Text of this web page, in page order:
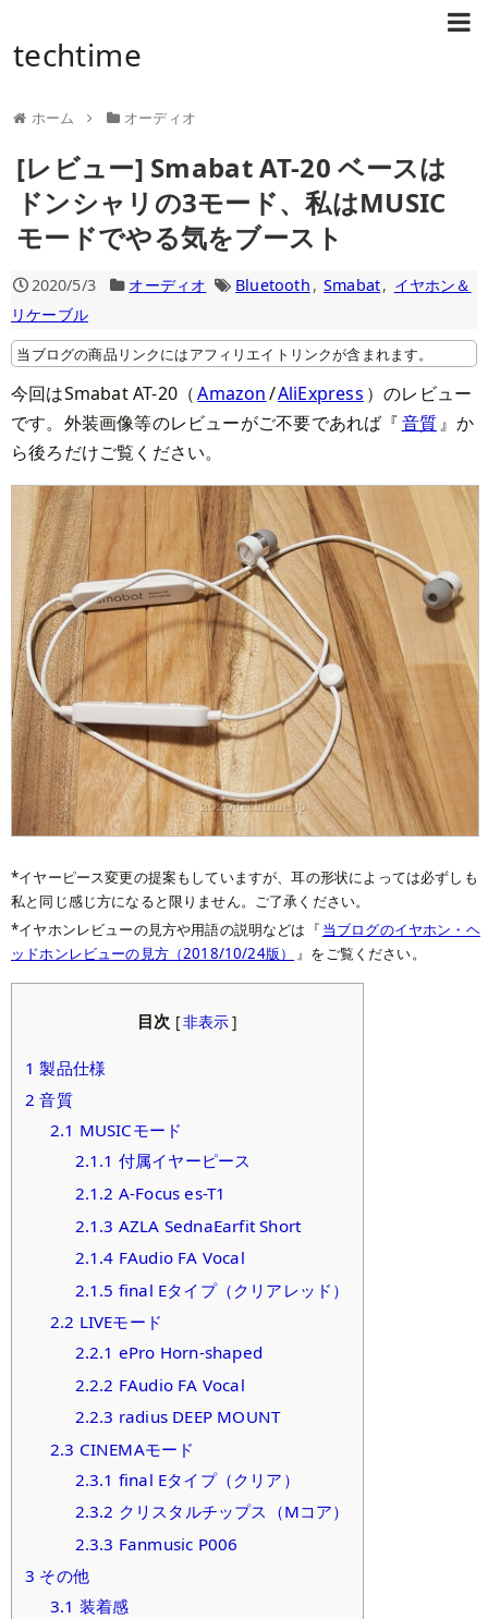
techtime
ホーム オーディオ
[レビュー] Smabat AT-20 ベースは
ドンシャリの3モード、私はMUSIC
モードでやる気をブースト
2020/5/3 オーディオ Bluetooth , Smabat, イヤホン＆
リケーブル
当ブログの商品リンクにはアフィリエイトリンクが含まれます。
今回はSmabat AT-20（Amazon/AliExpress ）のレビュー
です。外装画像等のレビューがご不要であれば『音質』か
ら後ろだけご覧ください。
イヤーピース変更の提案もしていますが、耳の形状によっては必ずしも
私と同じ感じ方になると限りません。ご了承ください。
イヤホンレビューの見方や用語の説明などは『 当ブログのイヤホン・ヘ
ッドホンレビューの見方（2018/10/24版）
』をご覧ください。
目次 [非表示]
1 製品仕様
2 音質
2.1 MUSICモード
2.1.1 付属イヤーピース
2.1.2 A-Focus es-T1
2.1.3 AZLA SednaEarfit Short
2.1.4 FAudio FA Vocal
2.1.5 final Eタイプ（クリアレッド）
2.2 LIVEモード
2.2.1 ePro Horn-shaped
2.2.2 FAudio FA Vocal
2.2.3 radius DEEP MOUNT
2.3 CINEMAモード
2.3.1 final Eタイプ（クリア）
2.3.2 クリスタルチップス（Mコア）
2.3.3 Fanmusic P006
3 その他
3.1 装着感